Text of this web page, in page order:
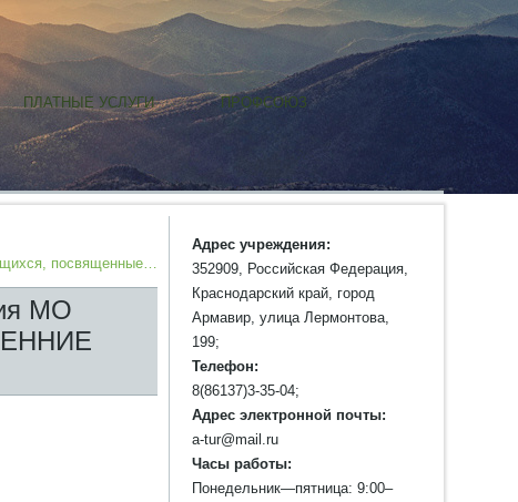
ПЛАТНЫЕ УСЛУГИ ПРОФСОЮЗ
посвященные…
МО
Адрес учреждения:
352909, Российская Федерация,
Краснодарский край, город
Армавир, улица Лермонтова,
199;
Телефон:
8(86137)3-35-04;
Адрес электронной почты:
a-tur@mail.ru
Часы работы:
Понедельник—пятница: 9:00–